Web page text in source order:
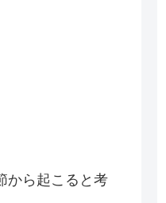
から起こると考